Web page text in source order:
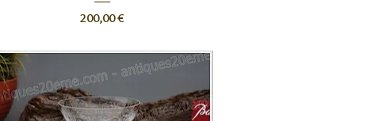
Prix
200,00 €